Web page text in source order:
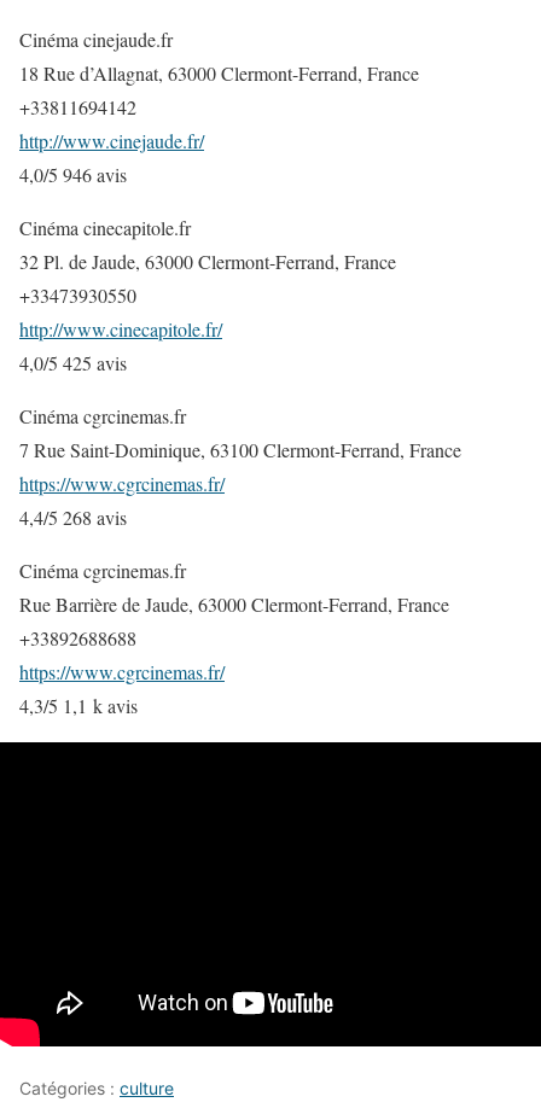
Cinéma cinejaude.fr
18 Rue d’Allagnat, 63000 Clermont-Ferrand, France
+33811694142
http://www.cinejaude.fr/
4,0/5 946 avis
Cinéma cinecapitole.fr
32 Pl. de Jaude, 63000 Clermont-Ferrand, France
+33473930550
http://www.cinecapitole.fr/
4,0/5 425 avis
Cinéma cgrcinemas.fr
7 Rue Saint-Dominique, 63100 Clermont-Ferrand, France
https://www.cgrcinemas.fr/
4,4/5 268 avis
Cinéma cgrcinemas.fr
Rue Barrière de Jaude, 63000 Clermont-Ferrand, France
+33892688688
https://www.cgrcinemas.fr/
4,3/5 1,1 k avis
Catégories : culture